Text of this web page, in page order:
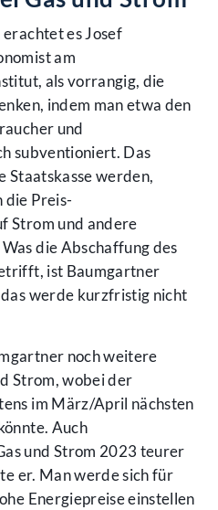
es Josef
am
als vorrangig, die
indem man etwa den
und
subventioniert. Das
Staatskasse werden,
die Preis-
Strom und andere
die Abschaffung des
ist Baumgartner
werde kurzfristig nicht
noch weitere
Strom, wobei der
im März/April nächsten
Auch
und Strom 2023 teurer
er. Man werde sich für
Energiepreise einstellen